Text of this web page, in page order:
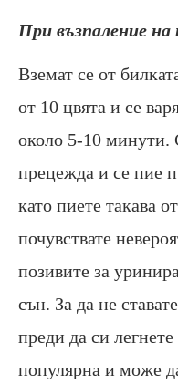
При възпаление
Вземат се от
от 10 цвята и се
около 5-10 минути.
прецежда и се пие
като пиете такава
почувствате
позивите за
сън. За да не
преди да си
популярна и може